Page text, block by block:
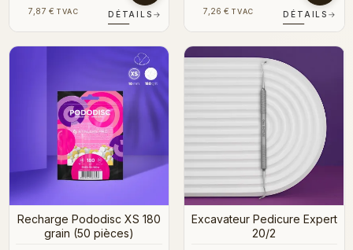
7,87 € TVAC DÉTAILS → 7,26 € TVAC DÉTAILS →
Recharge Pododisc XS 180
grain (50 pièces)
Excavateur Pedicure Expert
20/2